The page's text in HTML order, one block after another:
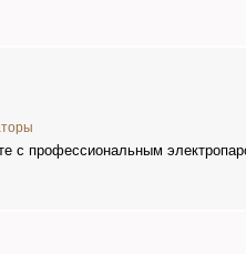
с профессиональным